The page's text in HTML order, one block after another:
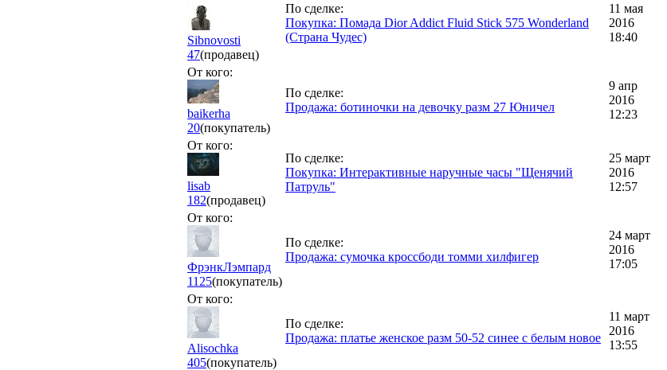
Sibnovosti
47(продавец)
По сделке:
Покупка: Помада Dior Addict Fluid Stick 575 Wonderland
(Страна Чудес)
11 мая
2016
18:40
От кого:
baikerha
20(покупатель)
По сделке:
Продажа: ботиночки на девочку разм 27 Юничел
9 апр
2016
12:23
От кого:
lisab
182(продавец)
По сделке:
Покупка: Интерактивные наручные часы "Щенячий
Патруль"
25 март
2016
12:57
От кого:
ФрэнкЛэмпард
1125(покупатель)
По сделке:
Продажа: сумочка кроссбоди томми хилфигер
24 март
2016
17:05
От кого:
Alisochka
405(покупатель)
По сделке:
Продажа: платье женское разм 50-52 синее с белым новое
11 март
2016
13:55